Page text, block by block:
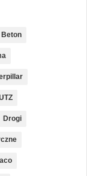
Beton
Drogi